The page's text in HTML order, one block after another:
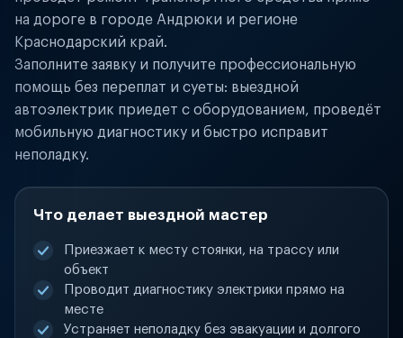
на дороге в городе Андрюки и регионе
Краснодарский край.
Заполните заявку и получите профессиональную
помощь без переплат и суеты: выездной
автоэлектрик приедет с оборудованием, проведёт
мобильную диагностику и быстро исправит
неполадку.
Что делает выездной мастер
Приезжает к месту стоянки, на трассу или
объект
Проводит диагностику электрики прямо на
месте
Устраняет неполадку без эвакуации и долгого